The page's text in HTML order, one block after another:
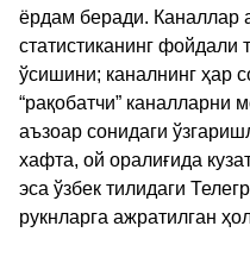
ёрдам беради. Каналлар
статистиканинг
ўсишини; каналнинг ҳар
“рақобатчи” каналларни
аъзоар сонидаги
хафта, ой оралиғида
эса ўзбек тилидаги
рукнларга ажратилган